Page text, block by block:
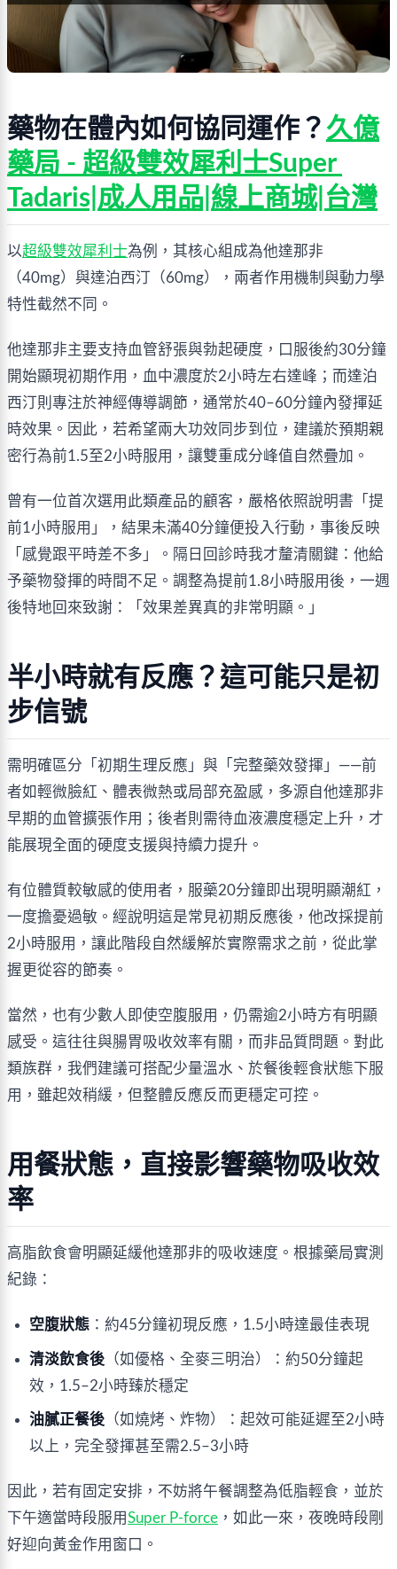
藥物在體內如何協同運作？ 久億
藥局 - 超級雙效犀利士Super
Tadaris|成人用品|線上商城|台灣
以超級雙效犀利士為例，其核心組成為他達那非
（40mg）與達泊西汀（60mg），兩者作用機制與動力學
特性截然不同。
他達那非主要支持血管舒張與勃起硬度，口服後約30分鐘
開始顯現初期作用，血中濃度於2小時左右達峰；而達泊
西汀則專注於神經傳導調節，通常於40–60分鐘內發揮延
時效果。因此，若希望兩大功效同步到位，建議於預期親
密行為前1.5至2小時服用，讓雙重成分峰值自然疊加。
曾有一位首次選用此類產品的顧客，嚴格依照說明書「提
前1小時服用」，結果未滿40分鐘便投入行動，事後反映
「感覺跟平時差不多」。隔日回診時我才釐清關鍵：他給
予藥物發揮的時間不足。調整為提前1.8小時服用後，一週
後特地回來致謝：「效果差異真的非常明顯。」
半小時就有反應？這可能只是初
步信號
需明確區分「初期生理反應」與「完整藥效發揮」——前
者如輕微臉紅、體表微熱或局部充盈感，多源自他達那非
早期的血管擴張作用；後者則需待血液濃度穩定上升，才
能展現全面的硬度支援與持續力提升。
有位體質較敏感的使用者，服藥20分鐘即出現明顯潮紅，
一度擔憂過敏。經說明這是常見初期反應後，他改採提前
2小時服用，讓此階段自然緩解於實際需求之前，從此掌
握更從容的節奏。
當然，也有少數人即使空腹服用，仍需逾2小時方有明顯
感受。這往往與腸胃吸收效率有關，而非品質問題。對此
類族群，我們建議可搭配少量溫水、於餐後輕食狀態下服
用，雖起效稍緩，但整體反應反而更穩定可控。
用餐狀態，直接影響藥物吸收效
率
高脂飲食會明顯延緩他達那非的吸收速度。根據藥局實測
紀錄：
空腹狀態 ：約45分鐘初現反應，1.5小時達最佳表現
清淡飲食後 （如優格、全麥三明治）：約50分鐘起
效，1.5–2小時臻於穩定
油膩正餐後 （如燒烤、炸物）：起效可能延遲至2小時
以上，完全發揮甚至需2.5–3小時
因此，若有固定安排，不妨將午餐調整為低脂輕食，並於
下午適當時段服用Super P-force ，如此一來，夜晚時段剛
好迎向黃金作用窗口。